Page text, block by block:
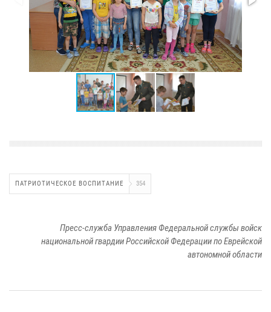
ПАТРИОТИЧЕСКОЕ ВОСПИТАНИЕ 354
Пресс-служба Управления Федеральной службы войск
национальной гвардии Российской Федерации по Еврейской
автономной области